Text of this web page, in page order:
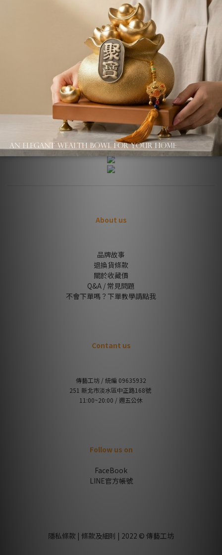
送貨及付款方
式
顧客評價
商品描述
About us
品牌故事
退換貨條款
關於收藏價
Q&A / 常見問題
不會下單嗎？下單教學請點我
Contant us
傳藝工坊 / 統編 09635932
251 新北市淡水區中正路168號
11:00~20:00 / 週五公休
Follow us on
FaceBook
LINE官方帳號
隱私條款 | 條款及細則 | 2022 © 傳藝工坊